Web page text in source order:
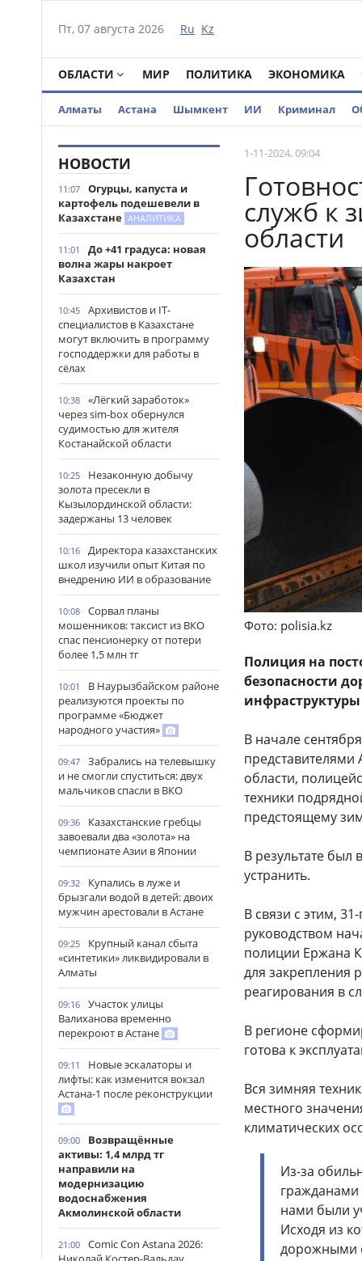
Пт, 07 августа 2026 Ru Kz
ОБЛАСТИ МИР ПОЛИТИКА ЭКОНОМИКА
Алматы Астана Шымкент ИИ Криминал
НОВОСТИ
11:07
Огурцы, капуста и
картофель подешевели в
Казахстане АНАЛИТИКА
11:01
До +41 градуса: новая
волна жары накроет
Казахстан
10:45
Архивистов и IT-
специалистов в Казахстане
могут включить в программу
господдержки для работы в
сёлах
10:38
«Лёгкий заработок»
через sim-box обернулся
судимостью для жителя
Костанайской области
10:25
Незаконную добычу
золота пресекли в
Кызылординской области:
задержаны 13 человек
10:16
Директора казахстанских
школ изучили опыт Китая по
внедрению ИИ в образование
10:08
Сорвал планы
мошенников: таксист из ВКО
спас пенсионерку от потери
более 1,5 млн тг
10:01
В Наурызбайском районе
реализуются проекты по
программе «Бюджет
народного участия»
09:47
Забрались на телевышку
и не смогли спуститься: двух
мальчиков спасли в ВКО
09:36
Казахстанские гребцы
завоевали два «золота» на
чемпионате Азии в Японии
09:32
Купались в луже и
брызгали водой в детей: двоих
мужчин арестовали в Астане
09:25
Крупный канал сбыта
«синтетики» ликвидировали в
Алматы
09:16
Участок улицы
Валиханова временно
перекроют в Астане
09:11
Новые эскалаторы и
лифты: как изменится вокзал
Астана-1 после реконструкции
09:00
Возвращённые
активы: 1,4 млрд тг
направили на
модернизацию
водоснабжения
Акмолинской области
21:00
Comic Con Astana 2026:
1-11-2024, 09:04
служб к
области
Фото: polisia.kz
Полиция на
безопасности
В начале
области,
техники
предстоящему
В результате
устранить.
В связи с этим,
руководством
полиции Ержана
для закрепления
реагирования в
В регионе
готова к
Вся зимняя
местного
климатических
Из-за
нами были
Исходя из
дорожными